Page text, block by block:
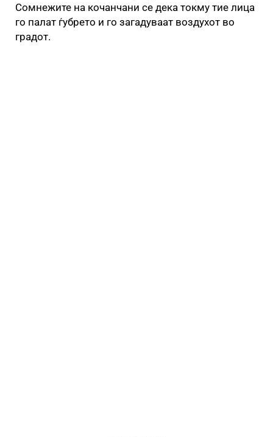
Сомнежите на кочанчани се дека токму тие лица
го палат ѓубрето и го загадуваат воздухот во
градот.